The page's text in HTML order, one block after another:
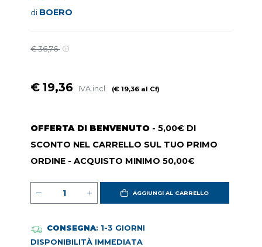
di BOERO
€ 36,76
€ 19,36 IVA incl. (€ 19,36 al Cf)
OFFERTA DI BENVENUTO - 5,00€ DI
SCONTO NEL CARRELLO SUL TUO PRIMO
ORDINE - ACQUISTO MINIMO 50,00€
AGGIUNGI AL CARRELLO
CONSEGNA: 1-3 GIORNI
DISPONIBILITÀ IMMEDIATA